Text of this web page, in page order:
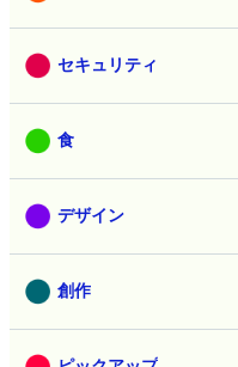
セキュリティ
食
デザイン
創作